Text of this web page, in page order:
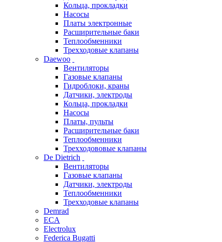
Кольца, прокладки
Насосы
Платы электронные
Расширительные баки
Теплообменники
Трехходовые клапаны
Daewoo
Вентиляторы
Газовые клапаны
Гидроблоки, краны
Датчики, электроды
Кольца, прокладки
Насосы
Платы, пульты
Расширительные баки
Теплообменники
Трехходововые клапаны
De Dietrich
Вентиляторы
Газовые клапаны
Датчики, электроды
Теплообменники
Трехходовые клапаны
Demrad
ECA
Electrolux
Federica Bugatti